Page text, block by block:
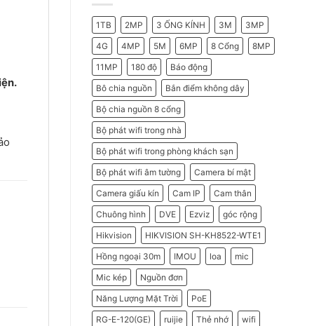
2026
Do
Doanh
Nghiệp
Nên
Chọn
Máy
Chấm
Công
Hikvision
1TB 2MP 3 ỐNG KÍNH 3M
3MP
4G
4MP 5M 6MP 8 Cổng
8MP
11MP
180 độ
Báo động
Bô chia nguồn
Bắn điểm không dây
Bộ chia nguồn 8 cổng
Bộ phát wifi trong nhà
Bộ phát wifi trong phòng khách sạn
Bộ phát wifi âm tường
Camera bí mật
Camera giấu kín
Cam IP
Cam thân
Chuông hình
DVE Ezviz
góc rộng
Hikvision
HIKVISION SH-KH8522-WTE1
Hồng ngoại 30m
IMOU loa
mic
Mic kép
Nguồn đơn
Năng Lượng Mặt Trời
PoE
RG-E-120(GE)
ruijie Thẻ nhớ
wifi